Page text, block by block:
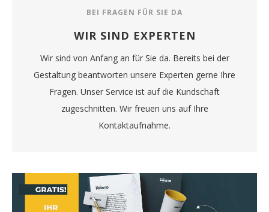
BEI FRAGEN FÜR SIE DA
WIR SIND EXPERTEN
Wir sind von Anfang an für Sie da. Bereits bei der
Gestaltung beantworten unsere Experten gerne Ihre
Fragen. Unser Service ist auf die Kundschaft
zugeschnitten. Wir freuen uns auf Ihre
Kontaktaufnahme.